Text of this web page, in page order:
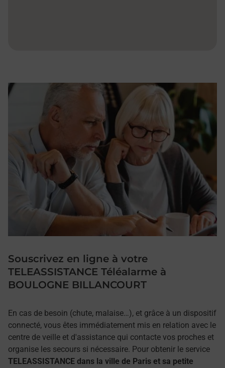
Souscrivez en ligne à votre
TELEASSISTANCE Téléalarme à
BOULOGNE BILLANCOURT
En cas de besoin (chute, malaise…), et grâce à un dispositif
connecté, vous êtes immédiatement mis en relation avec le
centre de veille et d'assistance qui contacte vos proches et
organise les secours si nécessaire. Pour obtenir le service
TELEASSISTANCE dans la ville de Paris et sa petite